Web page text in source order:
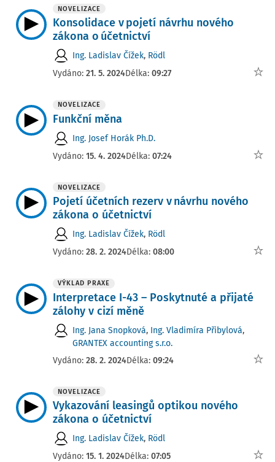
NOVELIZACE
Konsolidace v pojetí návrhu nového
zákona o účetnictví
Ing. Ladislav Čížek, Rödl
Vydáno: 21. 5. 2024Délka: 09:27
NOVELIZACE
Funkční měna
Ing. Josef Horák Ph.D.
Vydáno: 15. 4. 2024Délka: 07:24
NOVELIZACE
Pojetí účetních rezerv v návrhu nového
zákona o účetnictví
Ing. Ladislav Čížek, Rödl
Vydáno: 28. 2. 2024Délka: 08:00
VÝKLAD PRAXE
Interpretace I-43 – Poskytnuté a přijaté
zálohy v cizí měně
Ing. Jana Snopková, Ing. Vladimíra Přibylová,
GRANTEX accounting s.r.o.
Vydáno: 28. 2. 2024Délka: 09:24
NOVELIZACE
Vykazování leasingů optikou nového
zákona o účetnictví
Ing. Ladislav Čížek, Rödl
Vydáno: 15. 1. 2024Délka: 07:05